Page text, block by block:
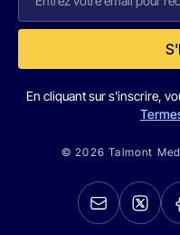
En cliquant sur s'inscrire,
© 2026 Talmont